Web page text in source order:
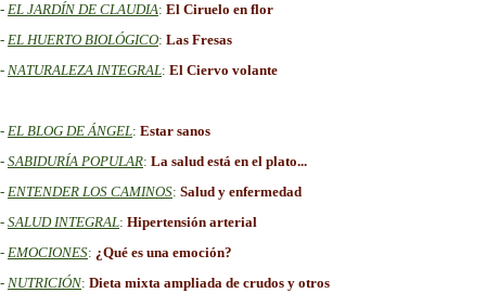
- EL JARDÍN DE CLAUDIA: El Ciruelo en flor
- EL HUERTO BIOLÓGICO: Las Fresas
- NATURALEZA INTEGRAL: El Ciervo volante
- EL BLOG DE ÁNGEL: Estar sanos
- SABIDURÍA POPULAR: La salud está en el plato...
- ENTENDER LOS CAMINOS: Salud y enfermedad
- SALUDINTEGRAL: Hipertensión arterial
- EMOCIONES: ¿Qué es una emoción?
- NUTRICIÓN: Dieta mixta ampliada de crudos y otros